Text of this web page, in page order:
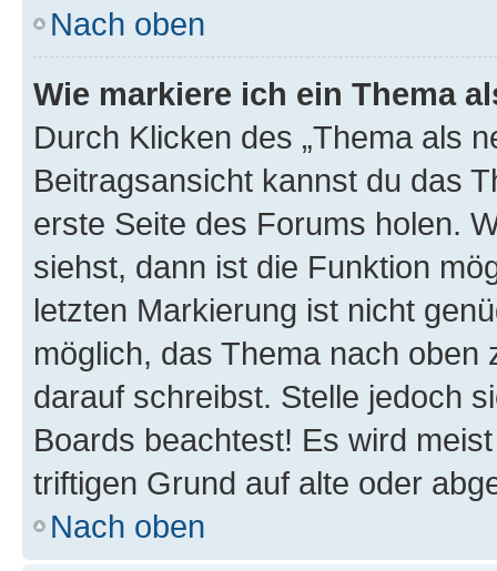
Nach oben
Wie markiere ich ein Thema
Durch Klicken des „Thema als
Beitragsansicht kannst du das
erste Seite des Forums holen.
siehst, dann ist die Funktion
letzten Markierung ist nicht
möglich, das Thema nach oben
darauf schreibst. Stelle jedoch
Boards beachtest! Es wird
triftigen Grund auf alte oder
Nach oben